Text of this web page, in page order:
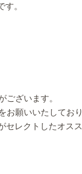
。
ざいます。
お願いいたしてお
セレクトしたオス